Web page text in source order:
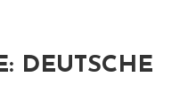
DEUTSCHE